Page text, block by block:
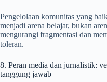
Pengelolaan komunitas yang
menjadi arena belajar, bukan
mengurangi fragmentasi dan
toleran.
8. Peran media dan jurnalistik:
tanggung jawab